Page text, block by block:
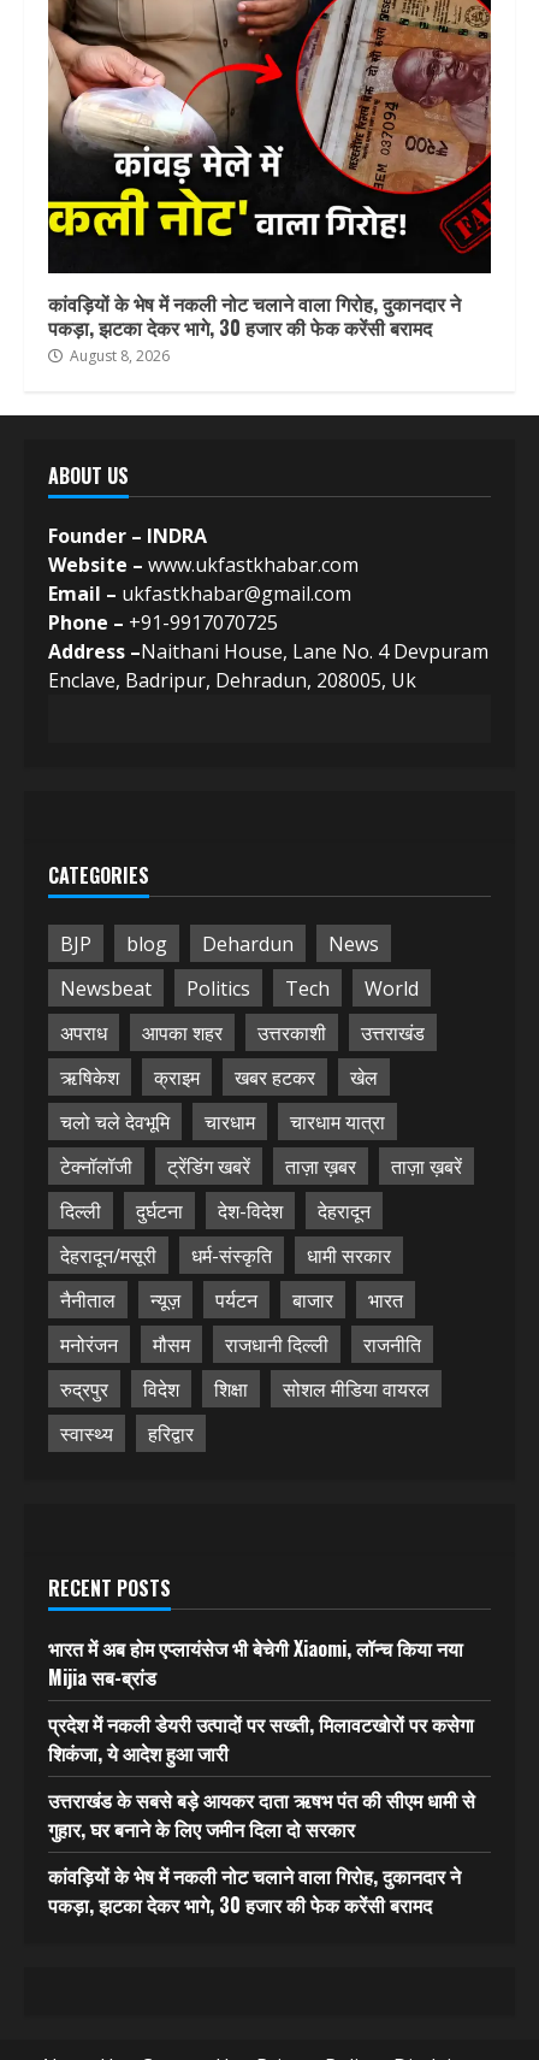
कांवड़ियों के भेष में नकली नोट चलाने वाला गिरोह, दुकानदार ने
पकड़ा, झटका देकर भागे, 30 हजार की फेक करेंसी बरामद
August 8, 2026
ABOUT US
Founder – INDRA
Website – www.ukfastkhabar.com
Email – ukfastkhabar@gmail.com
Phone – +91-9917070725
Address –Naithani House, Lane No. 4 Devpuram
Enclave, Badripur, Dehradun, 208005, Uk
CATEGORIES
BJP blog Dehardun
News
Newsbeat
Politics Tech
World
अपराध
आपका शहर उत्तरकाशी
उत्तराखंड
ऋषिकेश
क्राइम खबर हटकर
खेल
चलो चले देवभूमि
चारधाम
चारधाम यात्रा
टेक्नॉलॉजी
ट्रेंडिंग खबरें ताज़ा ख़बर
ताज़ा ख़बरें
दिल्ली
दुर्घटना देश-विदेश
देहरादून
देहरादून/मसूरी
धर्म-संस्कृति
धामी सरकार
नैनीताल
न्यूज़ पर्यटन बाजार
भारत
मनोरंजन
मौसम राजधानी दिल्ली
राजनीति
रुद्रपुर
विदेश शिक्षा
सोशल मीडिया वायरल
स्वास्थ्य
हरिद्वार
RECENT POSTS
भारत में अब होम एप्लायंसेज भी बेचेगी Xiaomi, लॉन्च किया नया
Mijia सब-ब्रांड
प्रदेश में नकली डेयरी उत्पादों पर सख्ती, मिलावटखोरों पर कसेगा
शिकंजा, ये आदेश हुआ जारी
उत्तराखंड के सबसे बड़े आयकर दाता ऋषभ पंत की सीएम धामी से
गुहार, घर बनाने के लिए जमीन दिला दो सरकार
कांवड़ियों के भेष में नकली नोट चलाने वाला गिरोह, दुकानदार ने
पकड़ा, झटका देकर भागे, 30 हजार की फेक करेंसी बरामद